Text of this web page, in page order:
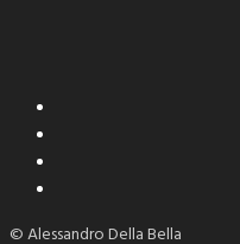
© Alessandro Della Bella